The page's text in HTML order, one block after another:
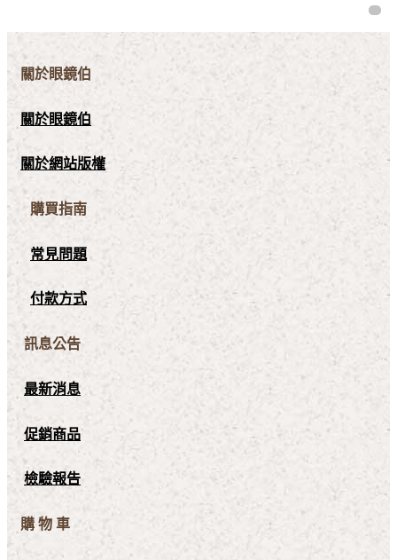
關於眼鏡伯
關於眼鏡伯
關於網站版權
購買指南
常見問題
付款方式
訊息公告
最新消息
促銷商品
檢驗報告
購 物 車